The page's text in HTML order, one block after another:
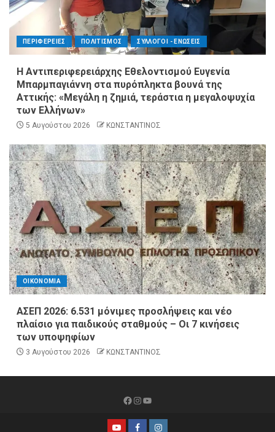
ΠΕΡΙΦΕΡΕΙΕΣ ΠΟΛΙΤΙΣΜΟΣ ΣΥΛΛΟΓΟΙ - ΕΝΩΣΕΙΣ
Η Αντιπεριφερειάρχης Εθελοντισμού Ευγενία
Μπαρμπαγιάννη στα πυρόπληκτα βουνά της
Αττικής: «Μεγάλη η ζημιά, τεράστια η μεγαλοψυχία
των Ελλήνων»
5 Αυγούστου 2026 ΚΩΝΣΤΑΝΤΙΝΟΣ
ΟΙΚΟΝΟΜΙΑ
ΑΣΕΠ 2026: 6.531 μόνιμες προσλήψεις και νέο
πλαίσιο για παιδικούς σταθμούς – Οι 7 κινήσεις
των υποψηφίων
3 Αυγούστου 2026 ΚΩΝΣΤΑΝΤΙΝΟΣ